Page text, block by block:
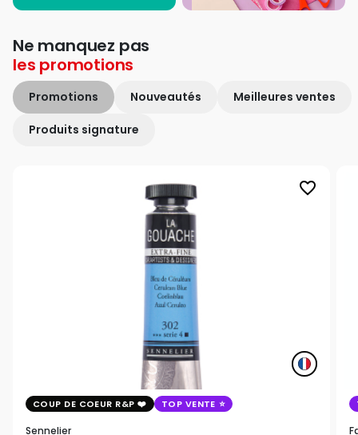
Ne manquez pas
les promotions
Promotions Nouveautés Meilleures ventes
Produits signature
favorite_border
COUP DE COEUR R&P TOP VENTE
Sennelier